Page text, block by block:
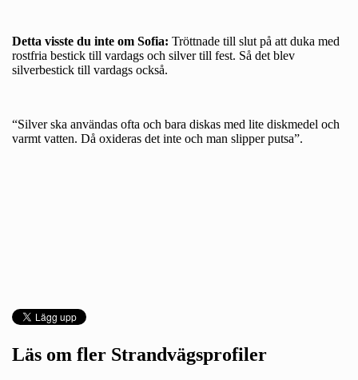
Detta visste du inte om Sofia: Tröttnade till slut på att duka med
rostfria bestick till vardags och silver till fest. Så det blev
silverbestick till vardags också.
“Silver ska användas ofta och bara diskas med lite diskmedel och
varmt vatten. Då oxideras det inte och man slipper putsa”.
Läs om fler Strandvägsprofiler